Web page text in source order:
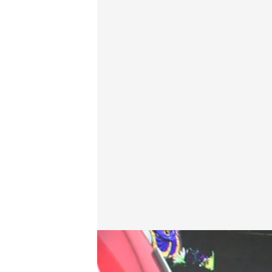
Las noticias, de la mano de Marta Reyero y